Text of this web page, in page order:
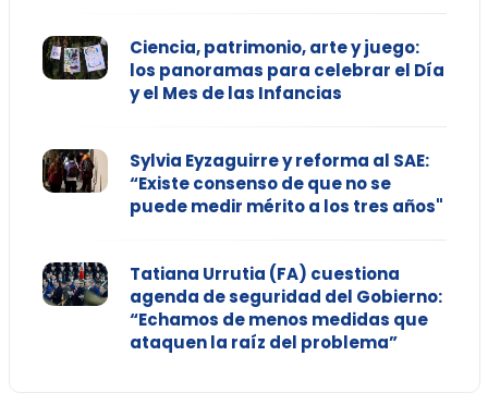
Ciencia, patrimonio, arte y juego:
los panoramas para celebrar el Día
y el Mes de las Infancias
Sylvia Eyzaguirre y reforma al SAE:
“Existe consenso de que no se
puede medir mérito a los tres años"
Tatiana Urrutia (FA) cuestiona
agenda de seguridad del Gobierno:
“Echamos de menos medidas que
ataquen la raíz del problema”